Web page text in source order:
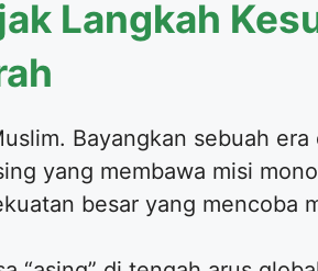
Langkah
Bayangkan sebuah
yang membawa misi
besar yang mencoba